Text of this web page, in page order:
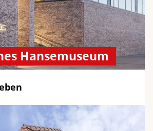
Hansemuseum